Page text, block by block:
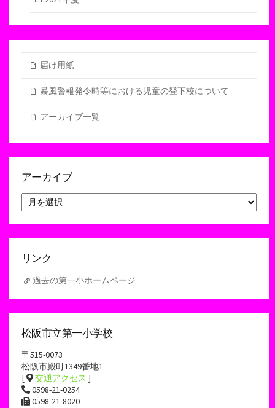
届け用紙
暴風警報発令時等における児童の登下校について
アーカイブ一覧
アーカイブ
ー
カ
リンク
過去の第一小ホームページ
松阪市立第一小学校
〒515-0073
松阪市殿町1349番地1
[
交通アクセス ]
0598-21-0254
0598-21-8020